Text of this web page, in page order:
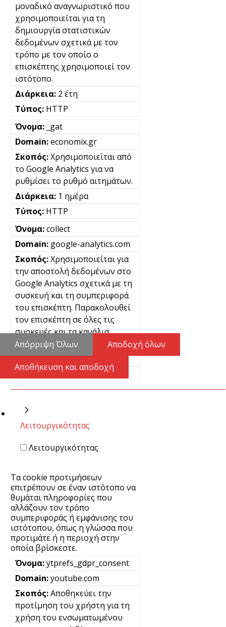
μοναδικό αναγνωριστικό που
χρησιμοποιείται για τη
δημιουργία στατιστικών
δεδομένων σχετικά με τον
τρόπο με τον οποίο ο
επισκέπτης χρησιμοποιεί τον
ιστότοπο.
2 έτη
HTTP
_gat
economix.gr
Χρησιμοποιείται από
το Google Analytics για να
ρυθμίσει το ρυθμό αιτημάτων.
1 ημέρα
HTTP
collect
google-analytics.com
Χρησιμοποιείται για
την αποστολή δεδομένων στο
Google Analytics σχετικά με τη
συσκευή και τη συμπεριφορά
του επισκέπτη. Παρακολουθεί
τον επισκέπτη σε όλες τις
συσκευές και τα κανάλια
μάρκετινγκ.
Μόνιμα
Pixel
Λειτουργικότητας
Λειτουργικότητας
Τα cookie προτιμήσεων
επιτρέπουν σε έναν ιστότοπο να
θυμάται πληροφορίες που
αλλάζουν τον τρόπο
συμπεριφοράς ή εμφάνισης του
ιστότοπου, όπως η γλώσσα που
προτιμάτε ή η περιοχή στην
οποία βρίσκεστε.
ytprefs_gdpr_consent
youtube.com
Αποθηκεύει την
προτίμηση του χρήστη για τη
χρήση του ενσωματωμένου
Απόρριψη Όλων Αποδοχή όλων
Αποθήκευση και αποδοχή